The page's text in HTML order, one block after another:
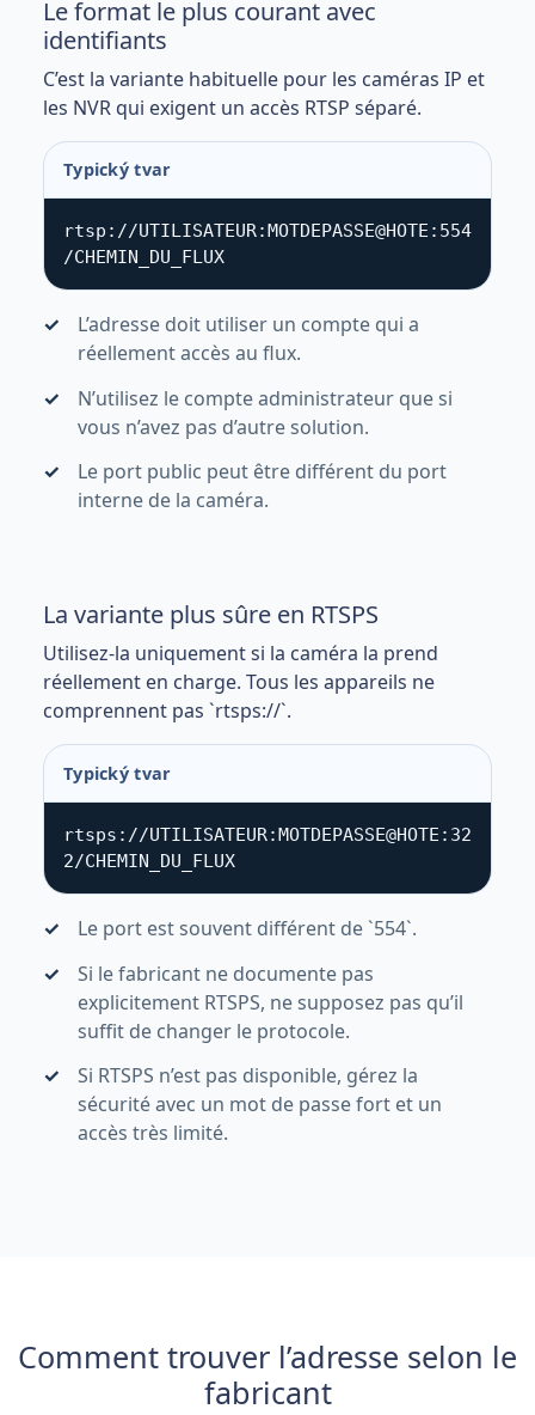
Le format le plus courant avec
identifiants
C’est la variante habituelle pour les caméras IP et
les NVR qui exigent un accès RTSP séparé.
Typický tvar
rtsp://UTILISATEUR:MOTDEPASSE@HOTE:554
/CHEMIN_DU_FLUX
L’adresse doit utiliser un compte qui a
réellement accès au flux.
N’utilisez le compte administrateur que si
vous n’avez pas d’autre solution.
Le port public peut être différent du port
interne de la caméra.
La variante plus sûre en RTSPS
Utilisez-la uniquement si la caméra la prend
réellement en charge. Tous les appareils ne
comprennent pas `rtsps://`.
Typický tvar
rtsps://UTILISATEUR:MOTDEPASSE@HOTE:32
2/CHEMIN_DU_FLUX
Le port est souvent différent de `554`.
Si le fabricant ne documente pas
explicitement RTSPS, ne supposez pas qu’il
suffit de changer le protocole.
Si RTSPS n’est pas disponible, gérez la
sécurité avec un mot de passe fort et un
accès très limité.
Comment trouver l’adresse selon le
fabricant